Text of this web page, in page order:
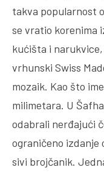
takva popularnost
se vratio korenima
kućišta i
vrhunski Swiss
mozaik. Kao što
milimetara. U
odabrali nerđajući
ograničeno izdanje
sivi brojčanik.